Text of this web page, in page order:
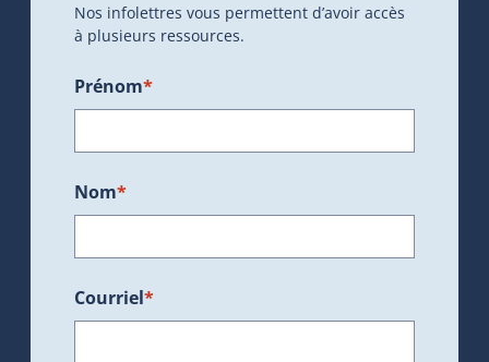
Nos infolettres vous permettent d’avoir accès
à plusieurs ressources.
Prénom*
Nom*
Courriel*